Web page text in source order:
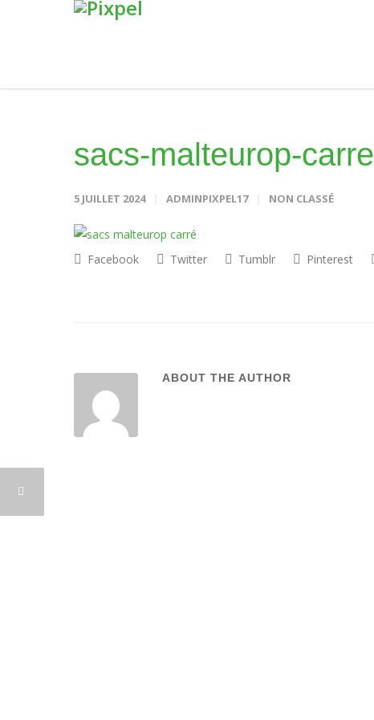
sacs-malteurop-carre
5 JUILLET 2024 ADMINPIXPEL17 NON CLASSÉ
Facebook Twitter Tumblr Pinterest
ABOUT THE AUTHOR